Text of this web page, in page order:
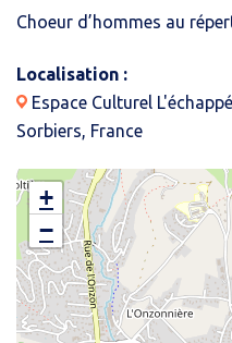
Choeur d’hommes au
Localisation :
Espace Culturel
Sorbiers, France
+
−